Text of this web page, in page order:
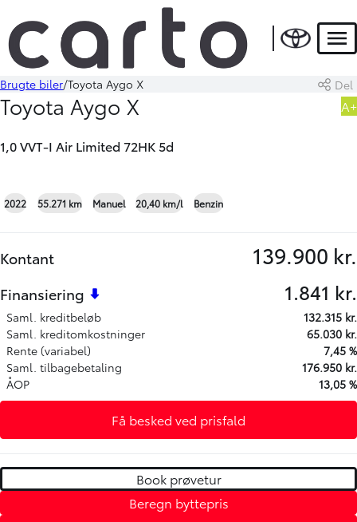
Book prøvetur Beregn byttepris
Brugte biler Toyota Aygo X Del
Toyota Aygo X
1,0 VVT-I Air Limited 72HK 5d
A+
2022 55.271 km Manuel 20,40 km/l Benzin
Kontant 139.900 kr.
Finansiering 1.841 kr.
Saml. kreditbeløb
132.315 kr.
Saml. kreditomkostninger
65.030 kr.
Rente (variabel)
7,45 %
Saml. tilbagebetaling
176.950 kr.
ÅOP
13,05 %
Få besked ved prisfald
Book prøvetur
Beregn byttepris